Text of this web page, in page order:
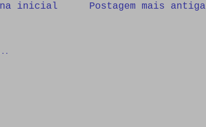
Postagem mais antiga
inicial